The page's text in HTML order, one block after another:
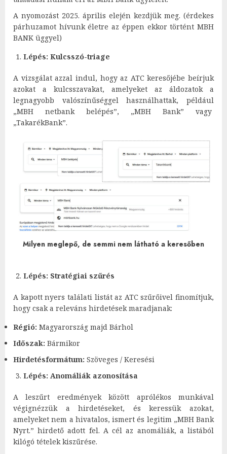
A nyomozást 2025. április elején kezdjük meg. (érdekes
párhuzamot hívunk életre az éppen ekkor történt MBH
BANK üggyel)
Lépés: Kulcsszó-triage
A vizsgálat azzal indul, hogy az ATC keresőjébe beírjuk
azokat a kulcsszavakat, amelyeket az áldozatok a
legnagyobb valószínűséggel használhattak, például
„MBH netbank belépés”, „MBH Bank” vagy
„TakarékBank”.
Milyen meglepő, de semmi nem látható a keresőben
Lépés: Stratégiai szűrés
A kapott nyers találati listát az ATC szűrőivel finomítjuk,
hogy csak a releváns hirdetések maradjanak:
Régió: Magyarország majd Bárhol
Időszak: Bármikor
Hirdetésformátum: Szöveges / Keresési
Lépés: Anomáliák azonosítása
A leszűrt eredmények között aprólékos munkával
végignézzük a hirdetéseket, és keressük azokat,
amelyeket nem a hivatalos, ismert és legitim „MBH Bank
Nyrt.” hirdető adott fel. A cél az anomáliák, a listából
kilógó tételek kiszűrése.